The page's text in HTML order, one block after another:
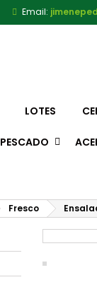
Email:
LOTES
PESCADO
Fresco